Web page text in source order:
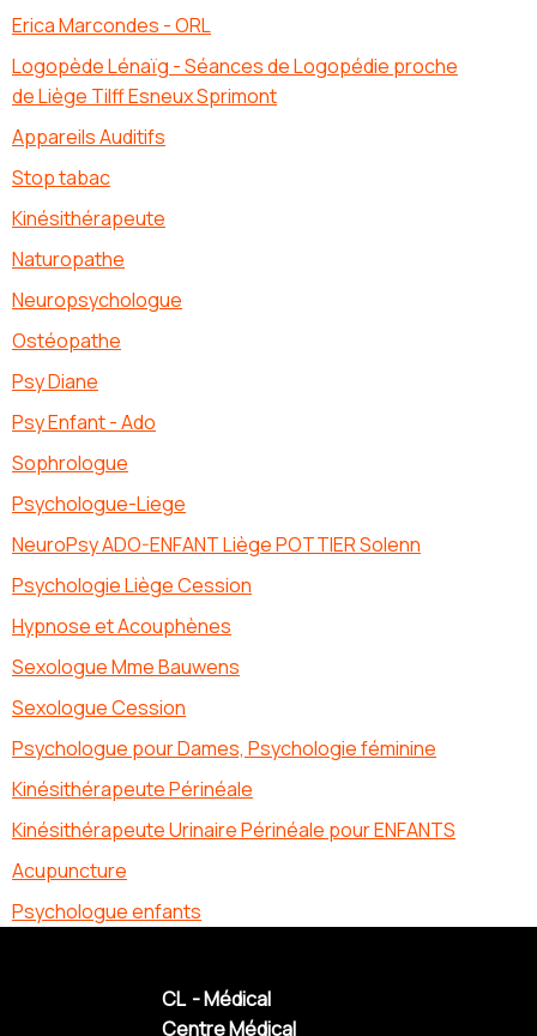
Erica Marcondes - ORL
Logopède Lénaïg - Séances de Logopédie proche
de Liège Tilff Esneux Sprimont
Appareils Auditifs
Stop tabac
Kinésithérapeute
Naturopathe
Neuropsychologue
Ostéopathe
Psy Diane
Psy Enfant - Ado
Sophrologue
Psychologue-Liege
NeuroPsy ADO-ENFANT Liège POTTIER Solenn
Psychologie Liège Cession
Hypnose et Acouphènes
Sexologue Mme Bauwens
Sexologue Cession
Psychologue pour Dames, Psychologie féminine
Kinésithérapeute Périnéale
Kinésithérapeute Urinaire Périnéale pour ENFANTS
Acupuncture
Psychologue enfants
CL - Médical
Centre Médical